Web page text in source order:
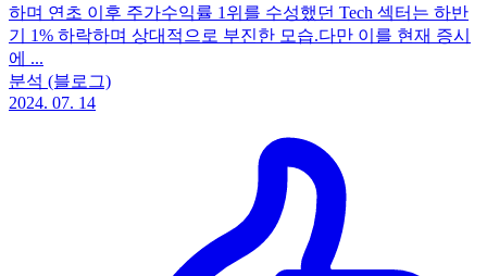
하며 연초 이후 주가수익률 1위를 수성했던 Tech 섹터는 하반
기 1% 하락하며 상대적으로 부진한 모습. ​ 다만 이를 현재 증시
에 ...
분석 (블로그)
2024. 07. 14